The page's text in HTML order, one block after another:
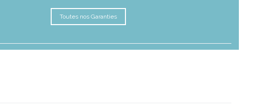
Toutes nos Garanties